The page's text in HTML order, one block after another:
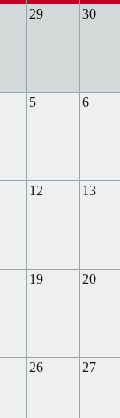
29 30
5 6
12 13
19 20
26 27